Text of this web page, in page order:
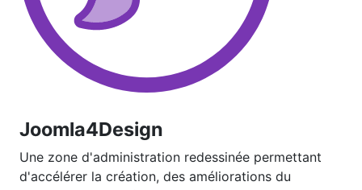
Joomla4Design
Une zone d'administration redessinée permettant
d'accélérer la création, des améliorations du